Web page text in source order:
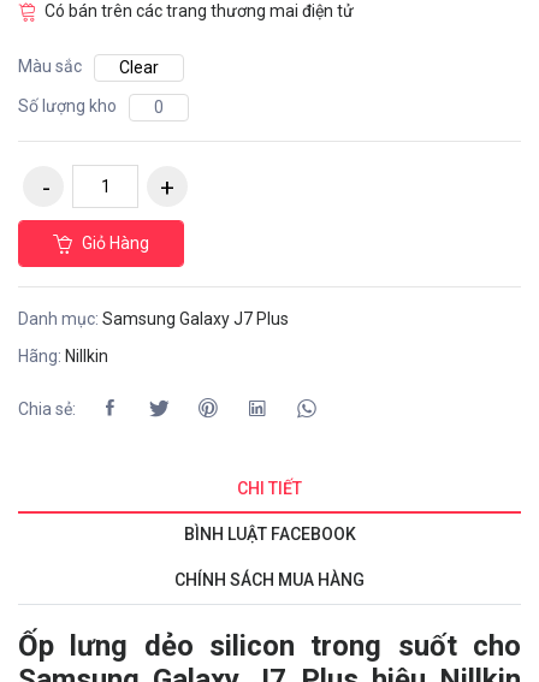
Có bán trên các trang thương mai điện tử
Màu sắc
Clear
Số lượng kho
0
Giỏ Hàng
Danh mục: Samsung Galaxy J7 Plus
Hãng: Nillkin
Chia sẻ:
CHI TIẾT
BÌNH LUẬT FACEBOOK
CHÍNH SÁCH MUA HÀNG
Ốp lưng dẻo silicon trong suốt cho